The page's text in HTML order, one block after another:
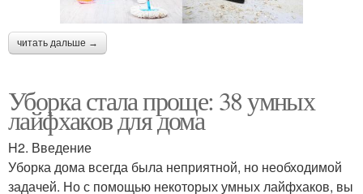
читать дальше →
Уборка стала проще: 38 умных
лайфхаков для дома
H2. Введение
Уборка дома всегда была неприятной, но необходимой
задачей. Но с помощью некоторых умных лайфхаков, вы